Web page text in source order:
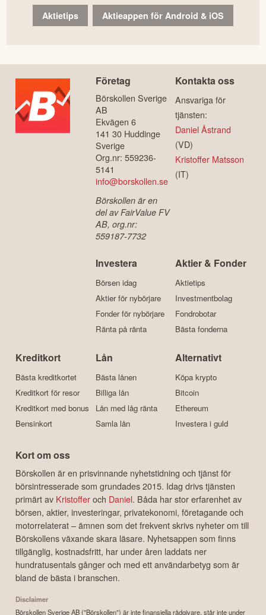
Aktietips Aktieappen för Android & iOS
Företag
Börskollen Sverige
AB
Ekvägen 6
141 30 Huddinge
Sverige
Org.nr: 559236-
5141
info@borskollen.se
Börskollen är en
del av FairValue FV
AB, org.nr:
559187-7732
Kontakta oss
Ansvariga för
tjänsten:
Daniel Åstrand
(VD)
Kristoffer Matsson
(IT)
Investera
Börsen idag
Aktier för nybörjare
Fonder för nybörjare
Ränta på ränta
Aktier & Fonder
Aktietips
Investmentbolag
Fondrobotar
Bästa fonderna
Kreditkort
Bästa kreditkortet
Kreditkort för resor
Kreditkort med bonus
Bensinkort
Lån
Bästa lånen
Billiga lån
Lån med låg ränta
Samla lån
Alternativt
Köpa krypto
Bitcoin
Ethereum
Investera i guld
Kort om oss
Börskollen är en prisvinnande nyhetstidning och tjänst för
börsintresserade som grundades 2015. Idag drivs tjänsten
primärt av Kristofferoch Daniel. Båda har stor erfarenhet av
börsen, aktier, investeringar, privatekonomi, företagande och
motorrelaterat – ämnen som det frekvent skrivs nyheter om till
Börskollens växande skara läsare. Nyhetsappen som finns
tillgänglig, kostnadsfritt, har under åren laddats ner
hundratusentals gånger och med ett användarbetyg som är
bland de bästa i branschen.
Disclaimer
Börskollen Sverige AB ("Börskollen") är inte finansiella rådgivare, står inte under